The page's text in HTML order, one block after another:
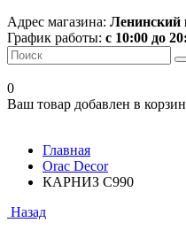
Адрес магазина: Ленинский
График работы: с 10:00 до
0
Ваш товар добавлен в
Главная
Orac Decor
КАРНИЗ C990
Назад